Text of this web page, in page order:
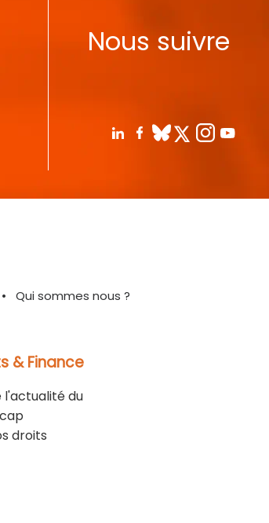
Nous suivre
Qui sommes nous ?
& Finance
l'actualité du
droits